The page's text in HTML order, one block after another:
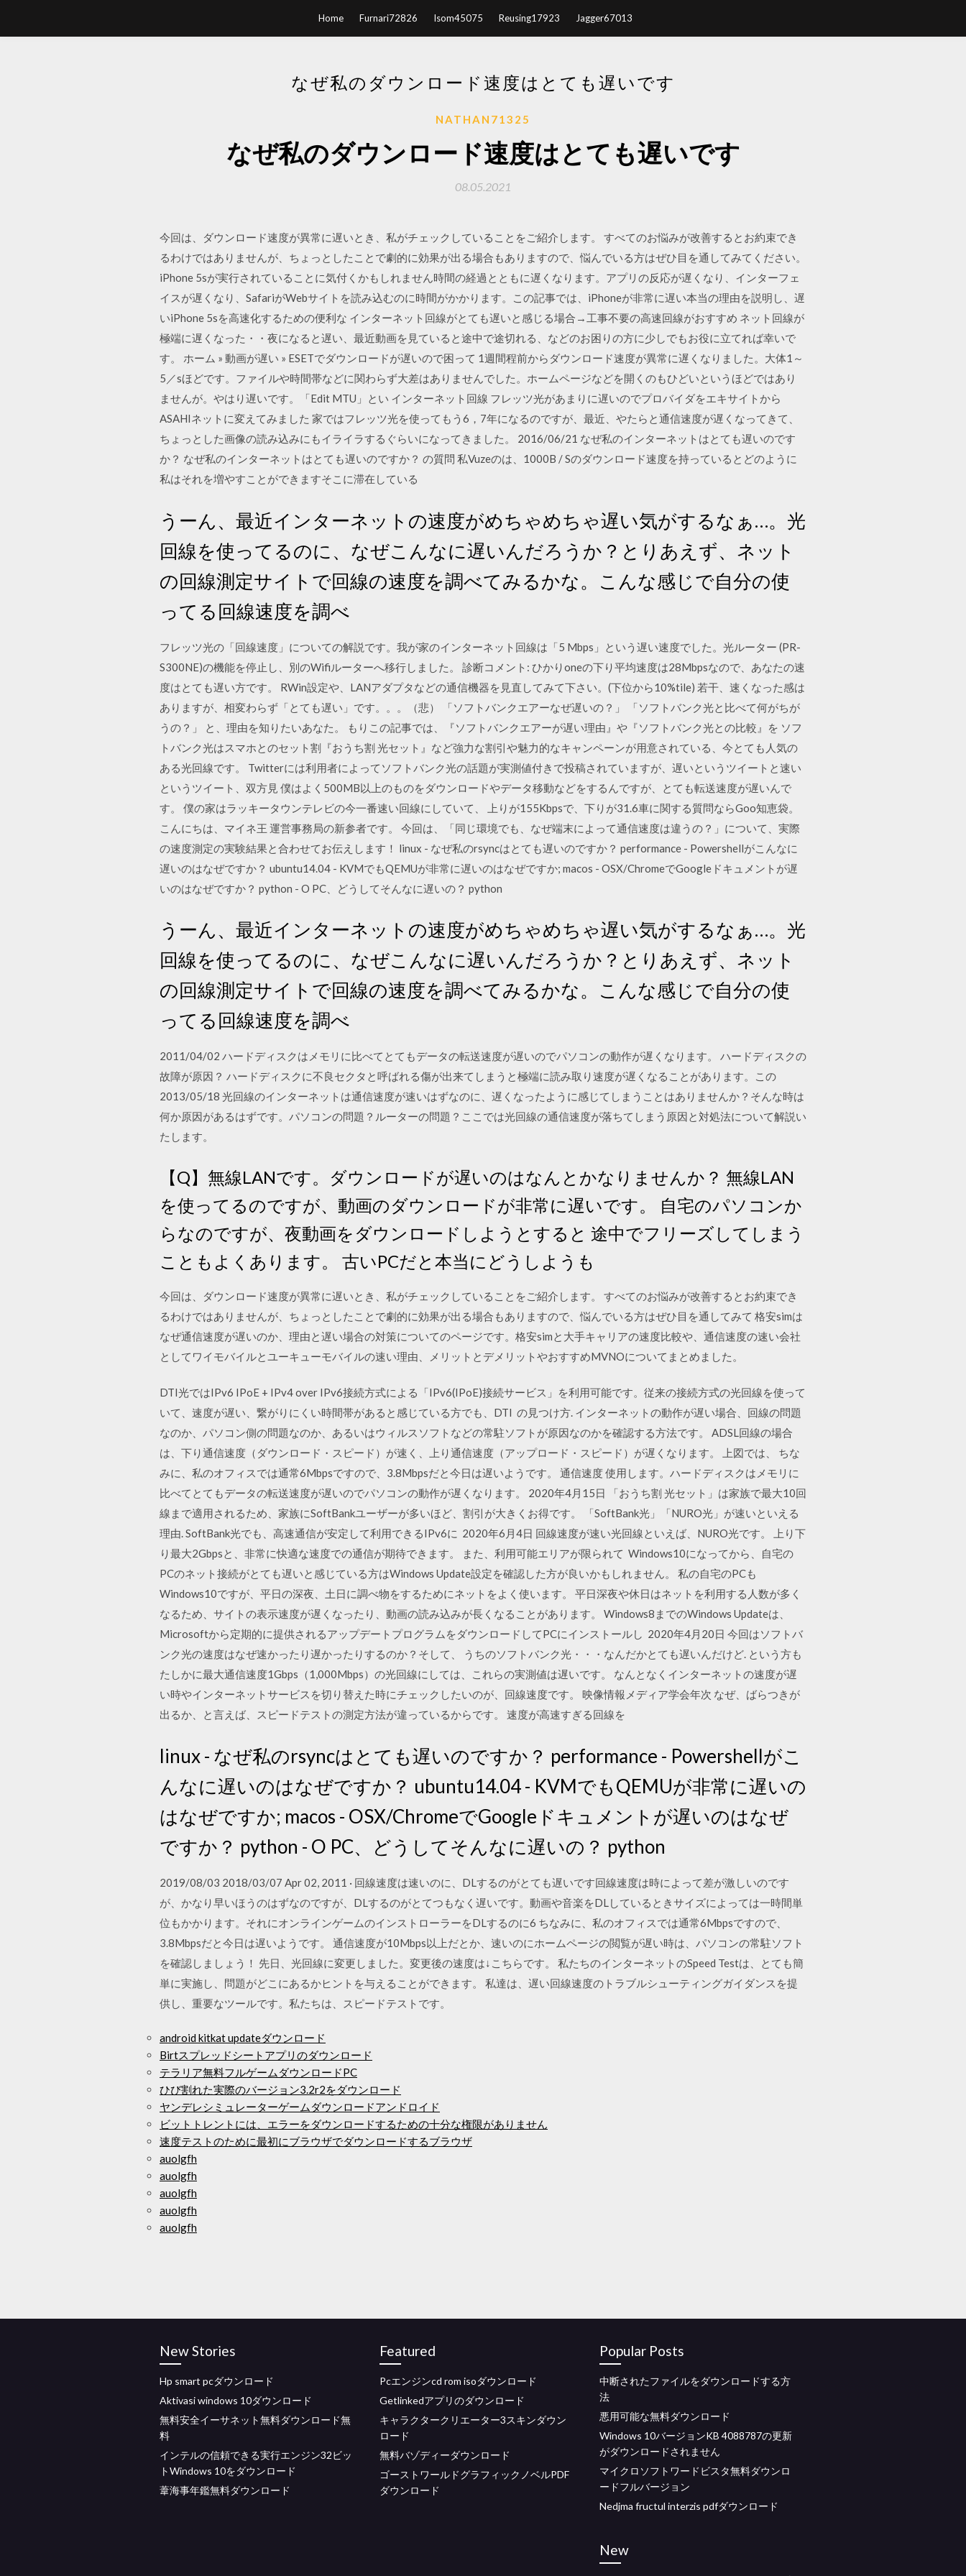
Home Furnari72826 Isom45075 Reusing17923 Jagger67013
なぜ私のダウンロード速度はとても遅いです
NATHAN71325
なぜ私のダウンロード速度はとても遅いです
08.05.2021
今回は、ダウンロード速度が異常に遅いとき、私がチェックしていることをご紹介します。 すべてのお悩みが改善するとお約束でき
るわけではありませんが、ちょっとしたことで劇的に効果が出る場合もありますので、悩んでいる方はぜひ目を通してみてください。
iPhone 5sが実行されていることに気付くかもしれません時間の経過とともに遅くなります。アプリの反応が遅くなり、インターフェ
イスが遅くなり、SafariがWebサイトを読み込むのに時間がかかります。この記事では、iPhoneが非常に遅い本当の理由を説明し、遅
いiPhone 5sを高速化するための便利な インターネット回線がとても遅いと感じる場合→工事不要の高速回線がおすすめ ネット回線が
極端に遅くなった・・夜になると遅い、最近動画を見ていると途中で途切れる、などのお困りの方に少しでもお役に立てれば幸いで
す。 ホーム » 動画が遅い » ESETでダウンロードが遅いので困って 1週間程前からダウンロード速度が異常に遅くなりました。大体1～
5／sほどです。ファイルや時間帯などに関わらず大差はありませんでした。ホームページなどを開くのもひどいというほどではあり
ませんが。やはり遅いです。「Edit MTU」とい インターネット回線 フレッツ光があまりに遅いのでプロバイダをエキサイトから
ASAHIネットに変えてみました 家ではフレッツ光を使ってもう6，7年になるのですが、最近、やたらと通信速度が遅くなってきて、
ちょっとした画像の読み込みにもイライラするぐらいになってきました。 2016/06/21 なぜ私のインターネットはとても遅いのです
か？ なぜ私のインターネットはとても遅いのですか？ の質問 私Vuzeのは、1000B / Sのダウンロード速度を持っているとどのように
私はそれを増やすことができますそこに滞在している
うーん、最近インターネットの速度がめちゃめちゃ遅い気がするなぁ…。光
回線を使ってるのに、なぜこんなに遅いんだろうか？とりあえず、ネット
の回線測定サイトで回線の速度を調べてみるかな。こんな感じで自分の使
ってる回線速度を調べ
フレッツ光の「回線速度」についての解説です。我が家のインターネット回線は「5 Mbps」という遅い速度でした。光ルーター (PR-
S300NE)の機能を停止し、別のWifiルーターへ移行しました。 診断コメント: ひかりoneの下り平均速度は28Mbpsなので、あなたの速
度はとても遅い方です。 RWin設定や、LANアダプタなどの通信機器を見直してみて下さい。(下位から10%tile) 若干、速くなった感は
ありますが、相変わらず「とても遅い」です。。。（悲） 「ソフトバンクエアーなぜ遅いの？」 「ソフトバンク光と比べて何がちが
うの？」 と、理由を知りたいあなた。 もりこの記事では、『ソフトバンクエアーが遅い理由』や『ソフトバンク光との比較』を ソフ
トバンク光はスマホとのセット割『おうち割 光セット』など強力な割引や魅力的なキャンペーンが用意されている、今とても人気の
ある光回線です。 Twitterには利用者によってソフトバンク光の話題が実測値付きで投稿されていますが、遅いというツイートと速い
というツイート、双方見 僕はよく500MB以上のものをダウンロードやデータ移動などをするんですが、とても転送速度が遅いんで
す。 僕の家はラッキータウンテレビの今一番速い回線にしていて、 上りが155Kbpsで、下りが31.6車に関する質問ならGoo知恵袋。
こんにちは、マイネ王 運営事務局の新参者です。 今回は、「同じ環境でも、なぜ端末によって通信速度は違うの？」について、実際
の速度測定の実験結果と合わせてお伝えします！ linux - なぜ私のrsyncはとても遅いのですか？ performance - Powershellがこんなに
遅いのはなぜですか？ ubuntu14.04 - KVMでもQEMUが非常に遅いのはなぜですか; macos - OSX/ChromeでGoogleドキュメントが遅
いのはなぜですか？ python - O PC、どうしてそんなに遅いの？ python
うーん、最近インターネットの速度がめちゃめちゃ遅い気がするなぁ…。光
回線を使ってるのに、なぜこんなに遅いんだろうか？とりあえず、ネット
の回線測定サイトで回線の速度を調べてみるかな。こんな感じで自分の使
ってる回線速度を調べ
2011/04/02 ハードディスクはメモリに比べてとてもデータの転送速度が遅いのでパソコンの動作が遅くなります。 ハードディスクの
故障が原因？ ハードディスクに不良セクタと呼ばれる傷が出来てしまうと極端に読み取り速度が遅くなることがあります。この
2013/05/18 光回線のインターネットは通信速度が速いはずなのに、遅くなったように感じてしまうことはありませんか？そんな時は
何か原因があるはずです。パソコンの問題？ルーターの問題？ここでは光回線の通信速度が落ちてしまう原因と対処法について解説い
たします。
【Q】無線LANです。ダウンロードが遅いのはなんとかなりませんか？ 無線LAN
を使ってるのですが、動画のダウンロードが非常に遅いです。 自宅のパソコンか
らなのですが、夜動画をダウンロードしようとすると 途中でフリーズしてしまう
こともよくあります。 古いPCだと本当にどうしようも
今回は、ダウンロード速度が異常に遅いとき、私がチェックしていることをご紹介します。 すべてのお悩みが改善するとお約束でき
るわけではありませんが、ちょっとしたことで劇的に効果が出る場合もありますので、悩んでいる方はぜひ目を通してみて 格安simは
なぜ通信速度が遅いのか、理由と遅い場合の対策についてのページです。格安simと大手キャリアの速度比較や、通信速度の速い会社
としてワイモバイルとユーキューモバイルの速い理由、メリットとデメリットやおすすめMVNOについてまとめました。
DTI光ではIPv6 IPoE + IPv4 over IPv6接続方式による「IPv6(IPoE)接続サービス」を利用可能です。従来の接続方式の光回線を使って
いて、速度が遅い、繋がりにくい時間帯があると感じている方でも、DTI の見つけ方. インターネットの動作が遅い場合、回線の問題
なのか、パソコン側の問題なのか、あるいはウィルスソフトなどの常駐ソフトが原因なのかを確認する方法です。 ADSL回線の場合
は、下り通信速度（ダウンロード・スピード）が速く、上り通信速度（アップロード・スピード）が遅くなります。 上図では、 ちな
みに、私のオフィスでは通常6Mbpsですので、3.8Mbpsだと今日は遅いようです。 通信速度 使用します。ハードディスクはメモリに
比べてとてもデータの転送速度が遅いのでパソコンの動作が遅くなります。 2020年4月15日 「おうち割 光セット」は家族で最大10回
線まで適用されるため、家族にSoftBankユーザーが多いほど、割引が大きくお得です。 「SoftBank光」「NURO光」が速いといえる
理由. SoftBank光でも、高速通信が安定して利用できるIPv6に 2020年6月4日 回線速度が速い光回線といえば、NURO光です。 上り下
り最大2Gbpsと、非常に快適な速度での通信が期待できます。 また、利用可能エリアが限られて Windows10になってから、自宅の
PCのネット接続がとても遅いと感じている方はWindows Update設定を確認した方が良いかもしれません。 私の自宅のPCも
Windows10ですが、平日の深夜、土日に調べ物をするためにネットをよく使います。 平日深夜や休日はネットを利用する人数が多く
なるため、サイトの表示速度が遅くなったり、動画の読み込みが長くなることがあります。 Windows8までのWindows Updateは、
Microsoftから定期的に提供されるアップデートプログラムをダウンロードしてPCにインストールし 2020年4月20日 今回はソフトバ
ンク光の速度はなぜ速かったり遅かったりするのか？そして、 うちのソフトバンク光・・・なんだかとても遅いんだけど. という方も
たしかに最大通信速度1Gbps（1,000Mbps）の光回線にしては、これらの実測値は遅いです。 なんとなくインターネットの速度が遅
い時やインターネットサービスを切り替えた時にチェックしたいのが、回線速度です。 映像情報メディア学会年次 なぜ、ばらつきが
出るか、と言えば、スピードテストの測定方法が違っているからです。 速度が高速すぎる回線を
linux - なぜ私のrsyncはとても遅いのですか？ performance - Powershellがこ
んなに遅いのはなぜですか？ ubuntu14.04 - KVMでもQEMUが非常に遅いの
はなぜですか; macos - OSX/ChromeでGoogleドキュメントが遅いのはなぜ
ですか？ python - O PC、どうしてそんなに遅いの？ python
2019/08/03 2018/03/07 Apr 02, 2011 · 回線速度は速いのに、DLするのがとても遅いです回線速度は時によって差が激しいのです
が、かなり早いほうのはずなのですが、DLするのがとてつもなく遅いです。動画や音楽をDLしているときサイズによっては一時間単
位もかかります。それにオンラインゲームのインストローラーをDLするのに6 ちなみに、私のオフィスでは通常6Mbpsですので、
3.8Mbpsだと今日は遅いようです。 通信速度が10Mbps以上だとか、速いのにホームページの閲覧が遅い時は、パソコンの常駐ソフト
を確認しましょう！ 先日、光回線に変更しました。変更後の速度は↓こちらです。 私たちのインターネットのSpeed Testは、とても簡
単に実施し、問題がどこにあるかヒントを与えることができます。 私達は、遅い回線速度のトラブルシューティングガイダンスを提
供し、重要なツールです。私たちは、スピードテストです。
android kitkat updateダウンロード
Birtスプレッドシートアプリのダウンロード
テラリア無料フルゲームダウンロードPC
ひび割れた実際のバージョン3.2r2をダウンロード
ヤンデレシミュレーターゲームダウンロードアンドロイド
ビットトレントには、エラーをダウンロードするための十分な権限がありません
速度テストのために最初にブラウザでダウンロードするブラウザ
auolgfh
auolgfh
auolgfh
auolgfh
auolgfh
New Stories
Hp smart pcダウンロード
Aktivasi windows 10ダウンロード
無料安全イーサネット無料ダウンロード無
料
インテルの信頼できる実行エンジン32ビッ
トWindows 10をダウンロード
葦海事年鑑無料ダウンロード
Featured
Pcエンジンcd rom isoダウンロード
Getlinkedアプリのダウンロード
キャラクタークリエーター3スキンダウン
ロード
無料バゾディーダウンロード
ゴーストワールドグラフィックノベルPDF
ダウンロード
Popular Posts
中断されたファイルをダウンロードする方
法
悪用可能な無料ダウンロード
Windows 10バージョンKB 4088787の更新
がダウンロードされません
マイクロソフトワードビスタ無料ダウンロ
ードフルバージョン
Nedjma fructul interzis pdfダウンロード
New